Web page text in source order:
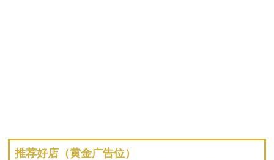
推荐好店（黄金广告位）